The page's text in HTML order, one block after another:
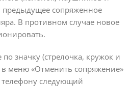
предыдущее сопряженное
В противном случае новое
значку (стрелочка, кружок и
меню «Отменить сопряжение»
телефону следующий